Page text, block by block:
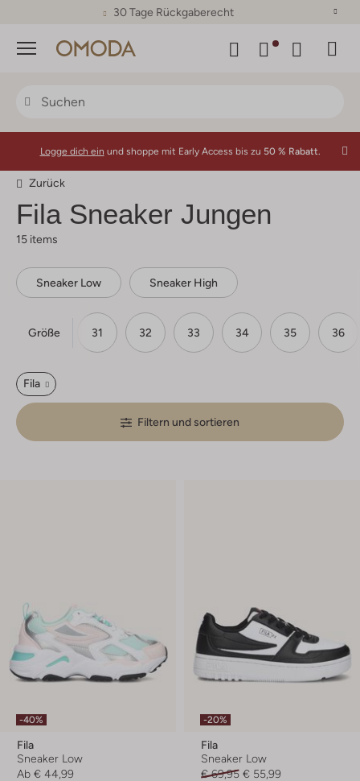
30 Tage Rückgaberecht
Menü
Logge dich ein und shoppe mit Early Access bis zu 50 % Rabatt.
Zurück
FilaSneaker Jungen
15 items
Sneaker Low Sneaker High
Größe
30 31 32 33 34 35 36
Fila
Filtern und sortieren
-40%
Fila
Sneaker Low
Ab € 44,99
-20%
Fila
Sneaker Low
€ 69,95 € 55,99